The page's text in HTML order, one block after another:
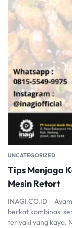
UNCATEGORIZED
Tips Menjaga
Mesin Retort
INAGI.CO.ID –
berkat kombinasi
teriyaki yang kaya.